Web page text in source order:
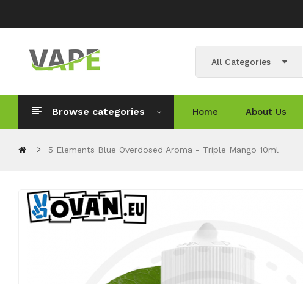
All Categories
Browse categories Home About Us
5 Elements Blue Overdosed Aroma - Triple Mango 10ml